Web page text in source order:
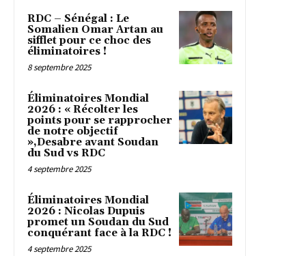
RDC – Sénégal : Le
Somalien Omar Artan au
sifflet pour ce choc des
éliminatoires !
8 septembre 2025
Éliminatoires Mondial
2026 : « Récolter les
points pour se rapprocher
de notre objectif
»,Desabre avant Soudan
du Sud vs RDC
4 septembre 2025
Éliminatoires Mondial
2026 : Nicolas Dupuis
promet un Soudan du Sud
conquérant face à la RDC !
4 septembre 2025